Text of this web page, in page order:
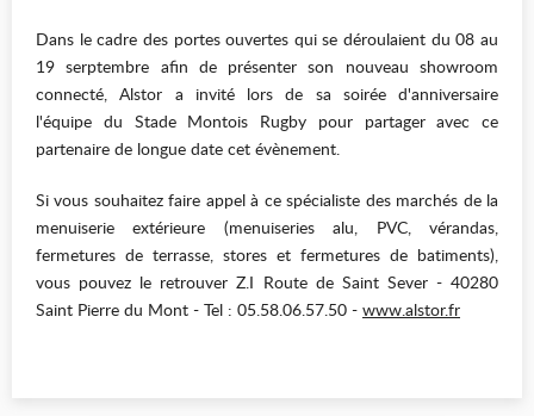
Dans le cadre des portes ouvertes qui se déroulaient du 08 au
19 serptembre afin de présenter son nouveau showroom
connecté, Alstor a invité lors de sa soirée d'anniversaire
l'équipe du Stade Montois Rugby pour partager avec ce
partenaire de longue date cet évènement.
Si vous souhaitez faire appel à ce spécialiste des marchés de la
menuiserie extérieure (menuiseries alu, PVC, vérandas,
fermetures de terrasse, stores et fermetures de batiments),
vous pouvez le retrouver Z.I Route de Saint Sever - 40280
Saint Pierre du Mont - Tel : 05.58.06.57.50 - www.alstor.fr